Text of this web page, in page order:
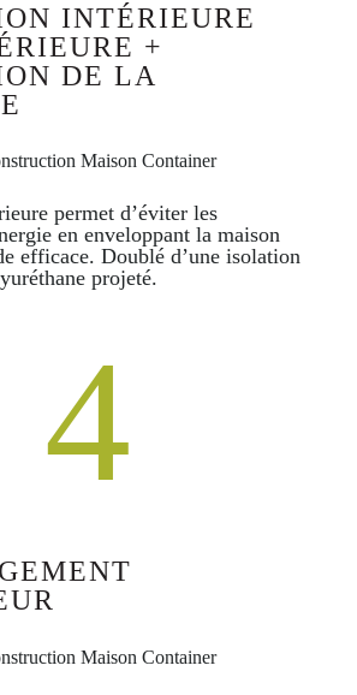
INTÉRIEURE
+
DE LA
permet d’éviter les
en enveloppant la maison
efficace. Doublé d’une isolation
projeté.
4